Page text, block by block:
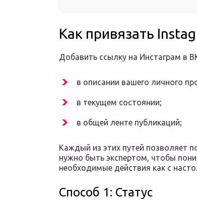
Как привязать
Добавить ссылку на Инстаграм в
в описании вашего личного
в текущем состоянии;
в общей ленте публикаций;
Каждый из этих путей позволяет
нужно быть экспертом, чтобы
необходимые действия как с
Способ 1: Статус